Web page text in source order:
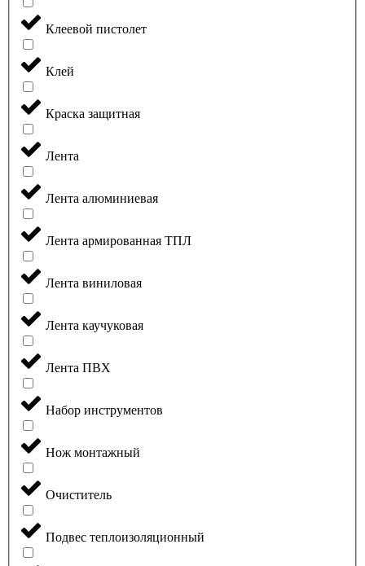
Клеевой пистолет
Клей
Краска защитная
Лента
Лента алюминиевая
Лента армированная ТПЛ
Лента виниловая
Лента каучуковая
Лента ПВХ
Набор инструментов
Нож монтажный
Очиститель
Подвес теплоизоляционный